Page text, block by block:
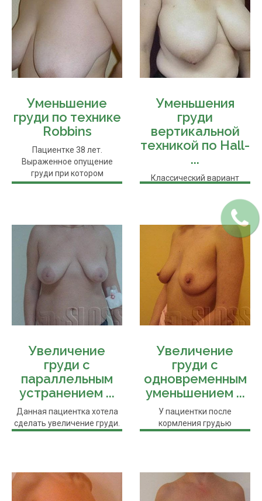
Уменьшение
груди по технике
Robbins
Пациентке 38 лет.
Выраженное опущение
груди при котором
недостаток верхнего ...
Уменьшения
груди
вертикальной
техникой по Hall-
...
Классический вариант
опущением груди 4 степени
Увеличение
груди с
параллельным
устранением ...
Данная пациентка хотела
сделать увеличение груди.
Увеличение
груди с
одновременным
уменьшением ...
У пациентки после
кормления грудью